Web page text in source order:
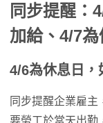
同步提醒：
加給、4/7
4/6為休息日，
同步提醒企業雇
要勞工於當天出勤